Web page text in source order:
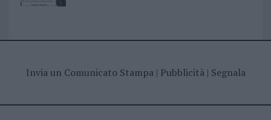
Invia un Comunicato Stampa| Pubblicità| Segnala